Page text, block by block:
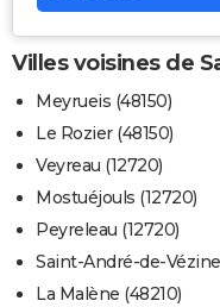
Villes voisines de
Meyrueis (48150)
Le Rozier (48150)
Veyreau (12720)
Mostuéjouls (12720)
Peyreleau (12720)
Saint-André-de-
La Malène (48210)